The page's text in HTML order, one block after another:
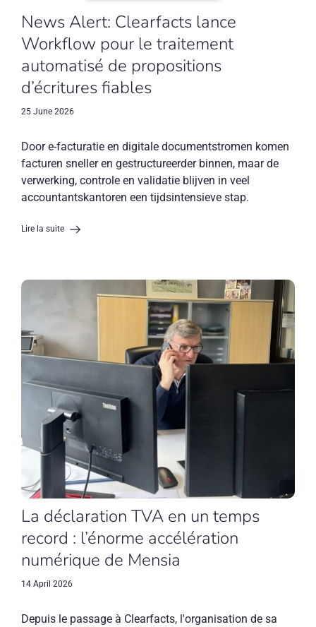
News Alert: Clearfacts lance
Workflow pour le traitement
automatisé de propositions
d’écritures fiables
25 June 2026
Door e-facturatie en digitale documentstromen komen
facturen sneller en gestructureerder binnen, maar de
verwerking, controle en validatie blijven in veel
accountantskantoren een tijdsintensieve stap.
Lire la suite
La déclaration TVA en un temps
record : l’énorme accélération
numérique de Mensia
14 April 2026
Depuis le passage à Clearfacts, l'organisation de sa